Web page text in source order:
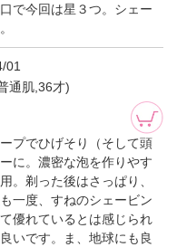
で今回は星３つ。シェー
01
通肌,36才)
プでひげそり（そして頭
に。濃密な泡を作りやす
。剃った後はさっぱり、
一度、すねのシェービン
優れているとは感じられ
いです。ま、地球にも良